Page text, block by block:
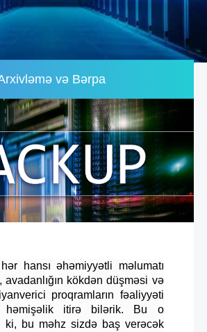
və Bərpa
hansı əhəmiyyətli məlumatı
avadanlığın kökdən düşməsi və
proqramların fəaliyyəti
həmişəlik itirə bilərik. Bu o
ki, bu məhz sizdə baş verəcək